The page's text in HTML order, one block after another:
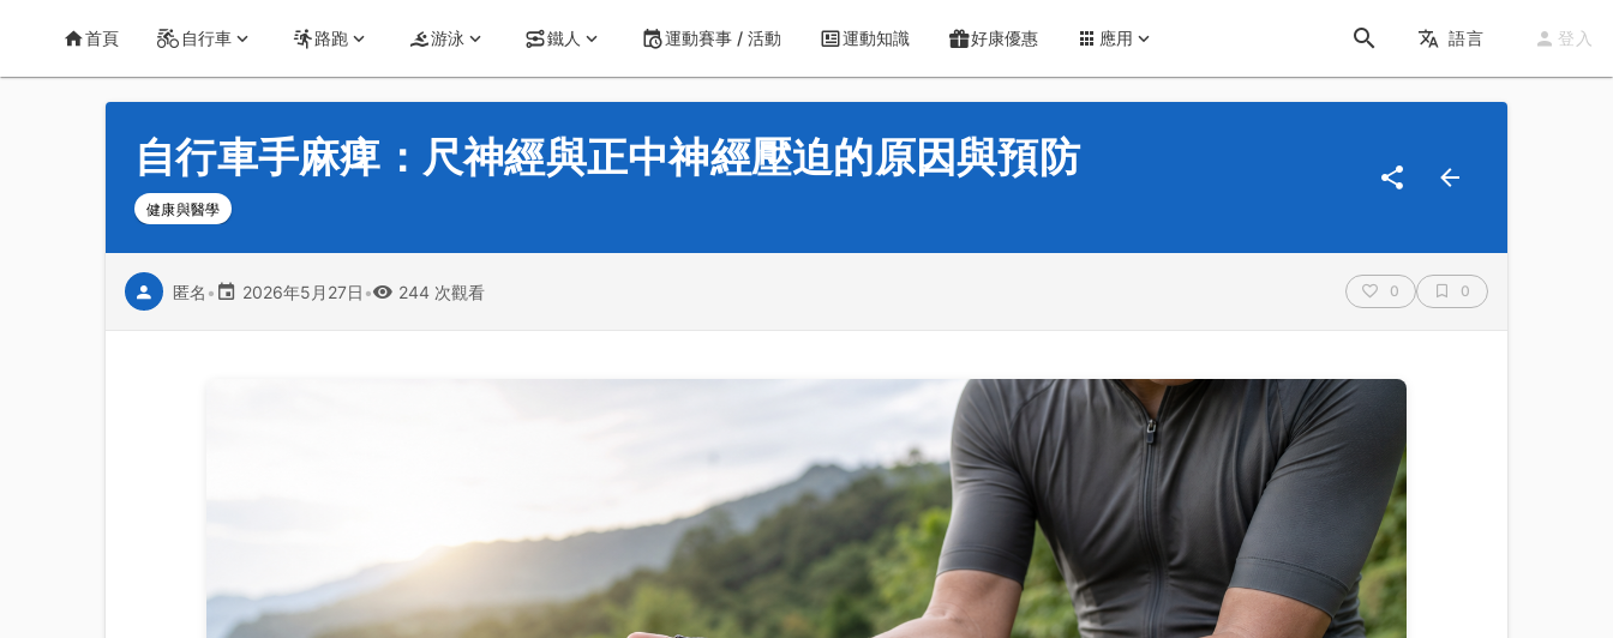
CT Yeh 公路車基地
首頁 自行車 路跑 游泳 鐵人 運動賽事 / 活動 運動知識 好康優惠 應用 語言 登入
運動知識 詳情
自行車手麻痺：尺神經與正中神經壓迫的原因與預防
健康與醫學
匿名 • 2026年5月27日 • 244 次觀看 0 0